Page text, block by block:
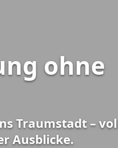
ohne
Traumstadt –
Ausblicke.